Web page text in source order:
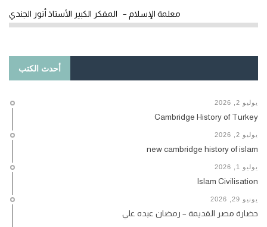
معلمة الإسلام – المفكر الكبير الأستاذ أنور الجندي
أحدث الكتب
يوليو 2, 2026
Cambridge History of Turkey
يوليو 2, 2026
new cambridge history of islam
يوليو 1, 2026
Islam Civilisation
يونيو 29, 2026
حضارة مصر القديمة – رمضان عبده علي